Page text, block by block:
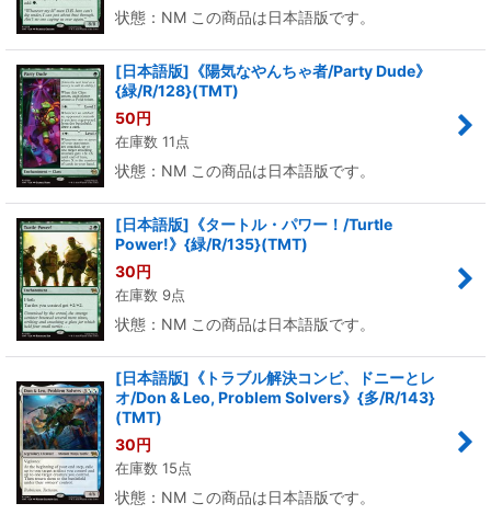
状態：NM この商品は日本語版です。
[日本語版]《陽気なやんちゃ者/Party Dude》
{緑/R/128}(TMT)
50円
在庫数 11点
状態：NM この商品は日本語版です。
[日本語版]《タートル・パワー！/Turtle
Power!》{緑/R/135}(TMT)
30円
在庫数 9点
状態：NM この商品は日本語版です。
[日本語版]《トラブル解決コンビ、ドニーとレ
オ/Don & Leo, Problem Solvers》{多/R/143}
(TMT)
30円
在庫数 15点
状態：NM この商品は日本語版です。